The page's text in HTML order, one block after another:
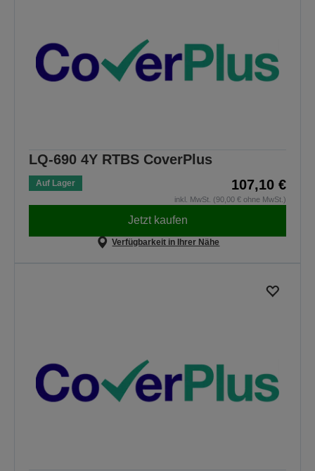
LQ-690 4Y RTBS CoverPlus
Auf Lager 107,10 €
inkl. MwSt. (90,00 € ohne MwSt.)
Jetzt kaufen
Verfügbarkeit in Ihrer Nähe